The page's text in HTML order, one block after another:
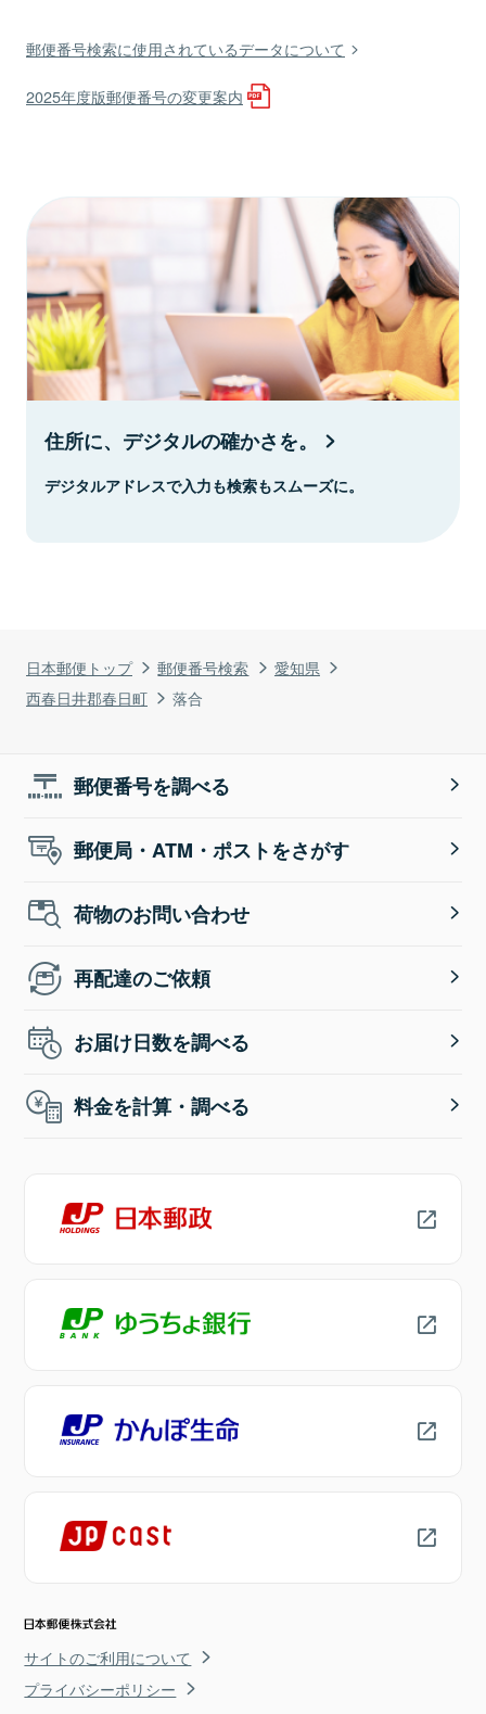
日本郵便トップ 郵便番号検索
愛知県
西春日井郡春日町
落合
郵便番号検索に使用されているデータについて
2025年度版郵便番号の変更案内
住所に、デジタルの確かさを。
デジタルアドレスで入力も検索もスムーズに。
郵便番号を調べる
郵便局・ATM・ポストをさがす
荷物のお問い合わせ
再配達のご依頼
お届け日数を調べる
料金を計算・調べる
サイトのご利用について
プライバシーポリシー